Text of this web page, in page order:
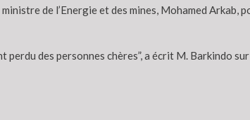
ministre de l’Energie et des mines, Mohamed Arkab,
des personnes chères”, a écrit M. Barkindo